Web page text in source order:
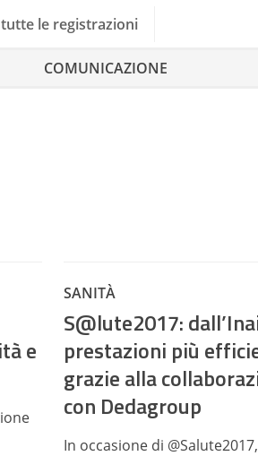
tutte le registrazioni
COMUNICAZIONE
e
SANITÀ
S@lute2017:
prestazioni più
grazie alla
con Dedagroup
In occasione di